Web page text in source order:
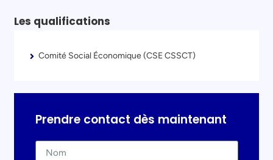
Les qualifications
Comité Social Économique (CSE CSSCT)
Prendre contact dès maintenant